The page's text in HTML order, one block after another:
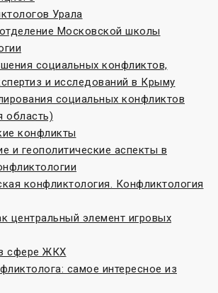
Урала
Московской школы
социальных конфликтов,
и исследований в Крыму
социальных конфликтов
область)
конфликты
и геополитические аспекты в
конфликтология. Конфликтология
центральный элемент игровых
сфере ЖКХ
самое интересное из